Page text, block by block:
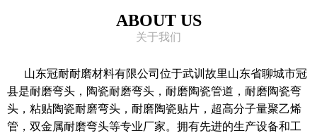
ABOUT US
关于我们
山东冠耐耐磨材料有限公司位于武训故里山东省聊城市冠
县是耐磨弯头，陶瓷耐磨弯头，耐磨陶瓷管道，耐磨陶瓷弯
头，粘贴陶瓷耐磨弯头，耐磨陶瓷贴片，超高分子量聚乙烯
管，双金属耐磨弯头等专业厂家。拥有先进的生产设备和工